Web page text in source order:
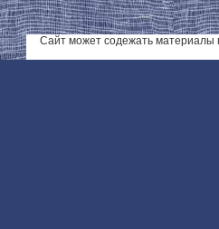
Сайт может содежать материалы